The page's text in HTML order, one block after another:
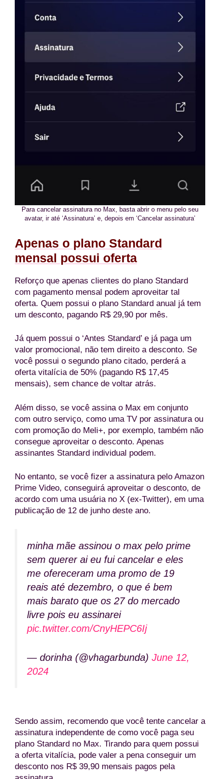
Para cancelar assinatura no Max, basta abrir o menu pelo seu
avatar, ir até ‘Assinatura’ e, depois em ‘Cancelar assinatura’
Apenas o plano Standard
mensal possui oferta
Reforço que apenas clientes do plano Standard
com pagamento mensal podem aproveitar tal
oferta. Quem possui o plano Standard anual já tem
um desconto, pagando R$ 29,90 por mês.
Já quem possui o ‘Antes Standard’ e já paga um
valor promocional, não tem direito a desconto. Se
você possui o segundo plano citado, perderá a
oferta vitalícia de 50% (pagando R$ 17,45
mensais), sem chance de voltar atrás.
Além disso, se você assina o Max em conjunto
com outro serviço, como uma TV por assinatura ou
com promoção do Meli+, por exemplo, também não
consegue aproveitar o desconto. Apenas
assinantes Standard individual podem.
No entanto, se você fizer a assinatura pelo Amazon
Prime Video, conseguirá aproveitar o desconto, de
acordo com uma usuária no X (ex-Twitter), em uma
publicação de 12 de junho deste ano.
minha mãe assinou o max pelo prime
sem querer ai eu fui cancelar e eles
me ofereceram uma promo de 19
reais até dezembro, o que é bem
mais barato que os 27 do mercado
livre pois eu assinarei
pic.twitter.com/CnyHEPC6Ij
— dorinha (@vhagarbunda) June 12,
2024
Sendo assim, recomendo que você tente cancelar a
assinatura independente de como você paga seu
plano Standard no Max. Tirando para quem possui
a oferta vitalícia, pode valer a pena conseguir um
desconto nos R$ 39,90 mensais pagos pela